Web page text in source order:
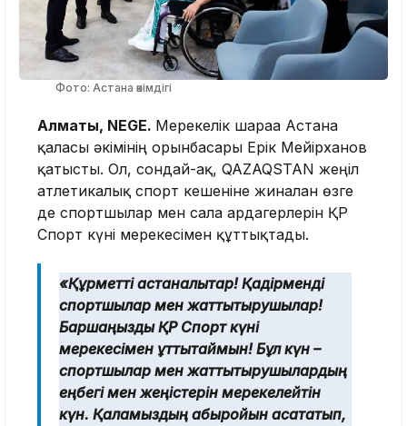
Фото: Астана әкімдігі
Алматы, NEGE. Мерекелік шараға Астана
қаласы әкімінің орынбасары Ерік Мейірханов
қатысты. Ол, сондай-ақ, QAZAQSTAN жеңіл
атлетикалық спорт кешеніне жиналған өзге
де спортшылар мен сала ардагерлерін ҚР
Спорт күні мерекесімен құттықтады.
«Құрметті астаналықтар! Қадірменді
спортшылар мен жаттықтырушылар!
Баршаңызды ҚР Спорт күні
мерекесімен құттықтаймын! Бұл күн –
спортшылар мен жаттықтырушылардың
еңбегі мен жеңістерін мерекелейтін
күн. Қаламыздың абыройын асқақтатып,